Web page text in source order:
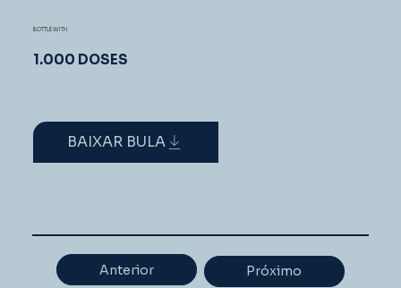
BOTTLE WITH
1.000 DOSES
BAIXAR BULA
Anterior Próximo